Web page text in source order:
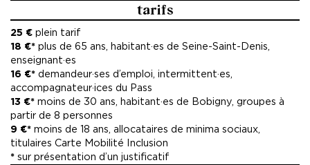
tarifs
25 € plein tarif
18 €* plus de 65 ans, habitant·es de Seine-Saint-Denis,
enseignant·es
16 €* demandeur·ses d’emploi, intermittent·es,
accompagnateur·ices du Pass
13 €* moins de 30 ans, habitant·es de Bobigny, groupes à
partir de 8 personnes
9 €* moins de 18 ans, allocataires de minima sociaux,
titulaires Carte Mobilité Inclusion
* sur présentation d’un justificatif